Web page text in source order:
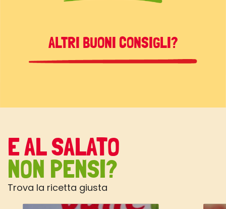
ALTRI BUONI CONSIGLI?
E AL SALATO
NON PENSI?
Trova la ricetta giusta